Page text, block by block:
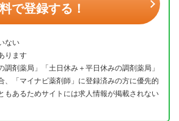
で登録する！
ない
ります
調剤薬局」「土日休み＋平日休みの調剤薬局」
、「マイナビ薬剤師」に登録済みの方に優先的
もあるためサイトには求人情報が掲載されない